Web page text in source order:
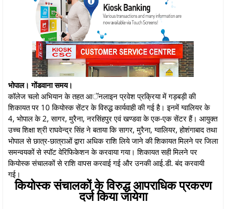
भोपाल। गोंडवाना समय।
कॉलेज चलो अभियान के तहत आॅनलाइन प्रवेश प्रक्रिया में गड़बड़ी की
शिकायत पर 10 कियोस्क सेंटर के विरुद्ध कार्यवाही की गई है। इनमें ग्वालियर के
4, भोपाल के 2, सागर, मुरैना, नरसिंहपुर एवं खण्डवा के एक-एक सेंटर हैं। आयुक्त
उच्च शिक्षा श्री राघवेन्द्र सिंह ने बताया कि सागर, मुरैना, ग्वालियर, होशंगाबाद तथा
भोपाल से छात्र-छात्राओं द्वारा अधिक राशि लिये जाने की शिकायत मिलने पर जिला
समन्वयकों से स्पॉट वेरिफिकेशन के करवाया गया। शिकायत सही मिलने पर
कियोस्क संचालकों से राशि वापस करवाई गई और उनकी आई.डी. बंद करवायी
गई।
कियोस्क संचालकों के विरुद्ध आपराधिक प्रकरण
दर्ज किया जायेगा